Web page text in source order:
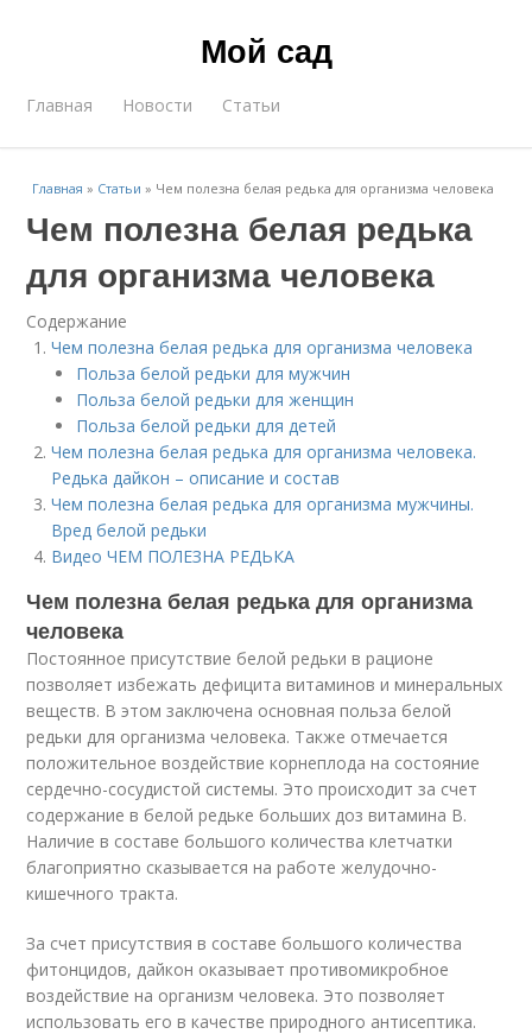
Мой сад
Главная Новости Статьи
Главная » Статьи » Чем полезна белая редька для организма человека
Чем полезна белая редька
для организма человека
Содержание
Чем полезна белая редька для организма человека
Польза белой редьки для мужчин
Польза белой редьки для женщин
Польза белой редьки для детей
Чем полезна белая редька для организма человека.
Редька дайкон – описание и состав
Чем полезна белая редька для организма мужчины.
Вред белой редьки
Видео ЧЕМ ПОЛЕЗНА РЕДЬКА
Чем полезна белая редька для организма
человека
Постоянное присутствие белой редьки в рационе
позволяет избежать дефицита витаминов и минеральных
веществ. В этом заключена основная польза белой
редьки для организма человека. Также отмечается
положительное воздействие корнеплода на состояние
сердечно-сосудистой системы. Это происходит за счет
содержание в белой редьке больших доз витамина B.
Наличие в составе большого количества клетчатки
благоприятно сказывается на работе желудочно-
кишечного тракта.
За счет присутствия в составе большого количества
фитонцидов, дайкон оказывает противомикробное
воздействие на организм человека. Это позволяет
использовать его в качестве природного антисептика.